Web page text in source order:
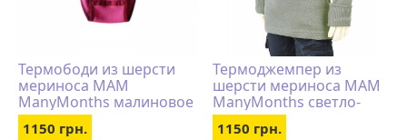
Термободи из шерсти
мериноса MAM
ManyMonths малиновое
с бордовой каймой
1150 грн.
Термоджемпер из
шерсти мериноса MAM
ManyMonths светло-
серый
1150 грн.